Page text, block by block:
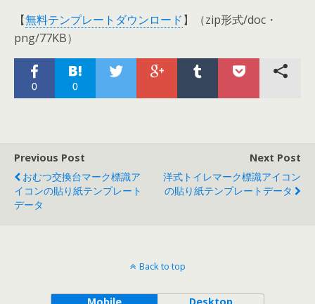
【無料テンプレートダウンロード】（zip形式/doc・
png/77KB）
0 0
Previous Post
おむつ交換台マーク標識ア
イコンの貼り紙テンプレート
データ
Next Post
洋式トイレマーク標識アイコン
の貼り紙テンプレートデータ
Back to top